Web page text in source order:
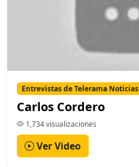
Entrevistas de Telerama Noticias
Carlos Cordero
1,734 visualizaciones
Ver Video